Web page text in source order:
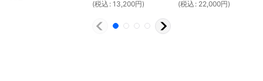
(税込 : 13,200円)
(税込 : 22,000円)